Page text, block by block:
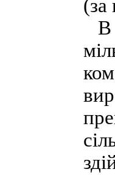
(за
В